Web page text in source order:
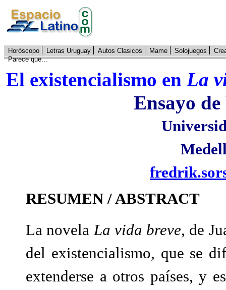
Horóscopo Letras Uruguay Autos Clasicos Mame Solojuegos
Parece que...
El existencialismo enLa
Ensayo
RESUMEN / ABSTRACT
La novelaLa vida breve, de
del existencialismo, que se
extenderse a otros países, y